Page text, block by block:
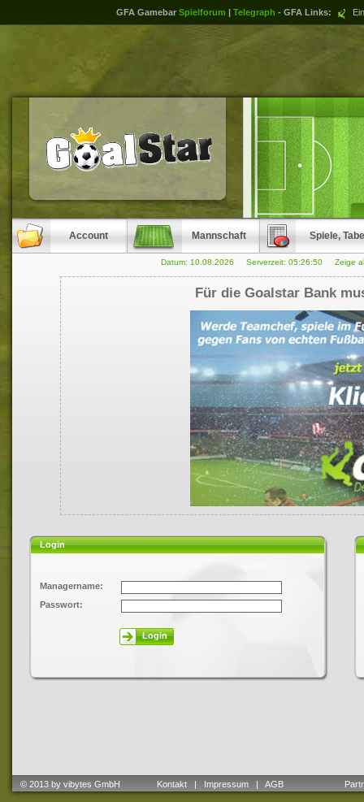
GFA Gamebar Spielforum | Telegraph - GFA Links:
Account Mannschaft Spiele,
Datum: 10.08.2026 Serverzeit: 05:26:50 Zeige
Für die Goalstar Bank
Login
Managername:
Passwort:
Login
© 2013 by vibytes GmbH Kontakt | Impressum | AGB